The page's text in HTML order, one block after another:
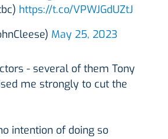
https://t.co/VPWJGdUZtJ
May 25, 2023
- several of them Tony
me strongly to cut the
intention of doing so